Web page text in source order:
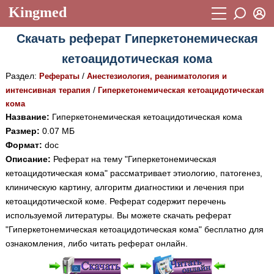
Kingmed
Учебный материал
Видеогалерея 899
Фотогалерея (1906)
Истории болезней 1268
Лекции и презентации
Аккредитационные тесты (6)
Методические рекомендации 1050
Научно-популярное
Статьи
(244)
Пароль
Восстановить пароль
Регистрация
Вход
Скачать реферат Гиперкетонемическая
кетоацидотическая кома
Раздел: Рефераты/ Анестезиология, реаниматология и
интенсивная терапия / Гиперкетонемическая кетоацидотическая
кома
Название: Гиперкетонемическая кетоацидотическая кома
Размер: 0.07 МБ
Формат: doc
Описание: Реферат на тему "Гиперкетонемическая
кетоацидотическая кома" рассматривает этиологию, патогенез,
клиническую картину, алгоритм диагностики и лечения при
кетоацидотической коме. Реферат содержит перечень
используемой литературы. Вы можете скачать реферат
"Гиперкетонемическая кетоацидотическая кома" бесплатно для
ознакомления, либо читать реферат онлайн.